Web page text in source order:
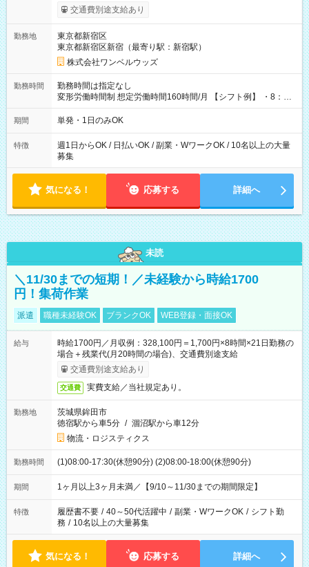
いOK！（規定あり） ┗働いたその日に現金GET♪ お仕事後はコ
ンビニATMから 日払い分を引き落とせます！ 【試用期間】試
交通費別途支給あり
勤務地
東京都新宿区
東京都新宿区新宿（最寄り駅：新宿駅）
株式会社ワンベルウッズ
勤務時間
勤務時間は指定なし
変形労働時間制 想定労働時間160時間/月 【シフト例】 ・8：00
～21：00
期間 単発・1日のみOK
特徴
週1日からOK / 日払いOK / 副業・WワークOK / 10名以上の大量
募集
気になる！ 応募する 詳細へ
未読
＼11/30までの短期！／未経験から時給1700
円！集荷作業
派遣 職種未経験OK ブランクOK WEB登録・面接OK
給与
時給1700円／月収例：328,100円＝1,700円×8時間×21日勤務の
場合＋残業代(月20時間の場合)、交通費別途支給
交通費別途支給あり
交通費 実費支給／当社規定あり。
勤務地
茨城県鉾田市
徳宿駅から車5分 / 涸沼駅から車12分
物流・ロジスティクス
勤務時間 (1)08:00-17:30(休憩90分) (2)08:00-18:00(休憩90分)
期間 1ヶ月以上3ヶ月未満／【9/10～11/30までの期間限定】
特徴 履歴書不要 / 40～50代活躍中 / 副業・WワークOK / シフト勤
務 / 10名以上の大量募集
気になる！ 応募する 詳細へ